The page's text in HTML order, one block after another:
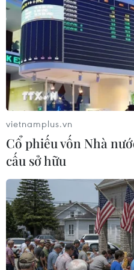
người nước ngoài có
trực tuyến quy mô lớn tại
Thọ.
vietnamplus.vn
Cổ phiếu vốn Nhà
cấu sở hữu